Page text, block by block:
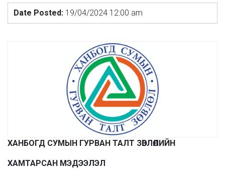
Date Posted: 19/04/2024 12:00 am
ХАНБОГД СУМЫН ГУРВАН ТАЛТ ЗӨВЛӨЛИЙН
ХАМТАРСАН МЭДЭЭЛЭЛ